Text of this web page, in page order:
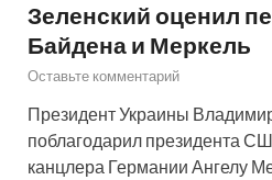
Зеленский оценил
Байдена и Меркель
Оставьте комментарий
Президент Украины
поблагодарил президента
канцлера Германии Ангелу